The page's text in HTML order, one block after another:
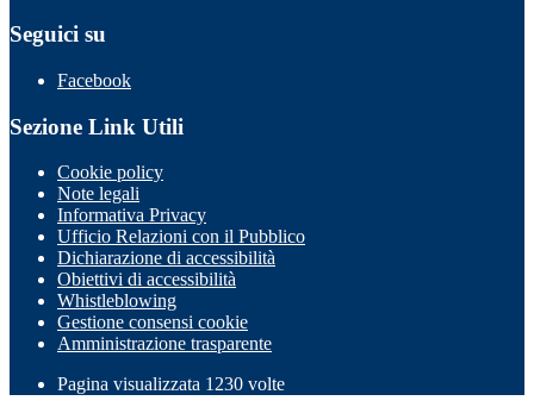
Seguici su
Facebook
Sezione Link Utili
Cookie policy
Note legali
Informativa Privacy
Ufficio Relazioni con il Pubblico
Dichiarazione di accessibilità
Obiettivi di accessibilità
Whistleblowing
Gestione consensi cookie
Amministrazione trasparente
Pagina visualizzata 1230 volte